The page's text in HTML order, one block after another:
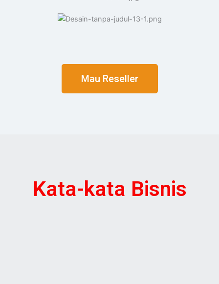
Mau Reseller
Kata-kata Bisnis